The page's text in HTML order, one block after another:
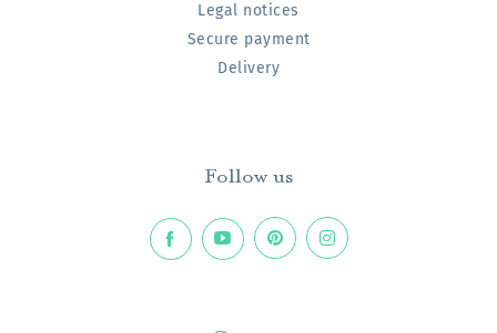
Legal notices
Secure payment
Delivery
Follow us